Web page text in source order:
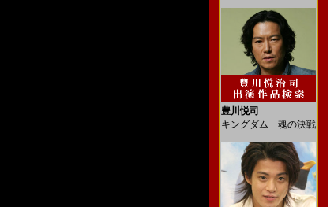
豊川悦司
キングダム 魂の決戦